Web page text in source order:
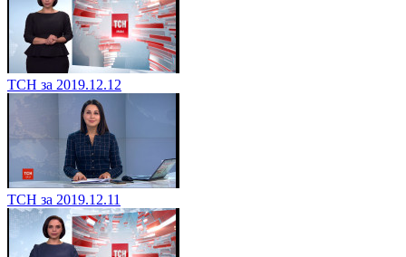
ТСН за 2019.12.12
ТСН за 2019.12.11